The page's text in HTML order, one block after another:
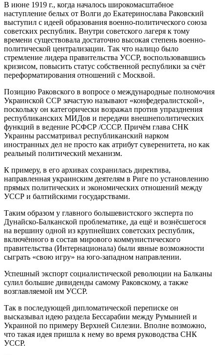
В июне 1919 г., когда началось широкомасштабное
наступление белых от Волги до Екатеринослава Раковский
выступил с идеей образования военно-политического союза
советских республик. Внутри советского лагеря к тому
времени существовала достаточно высокая степень военно-
политической централизации. Так что налицо было
стремление лидера правительства УССР, воспользовавшись
кризисом, повысить статус собственной республики за счёт
переформатирования отношений с Москвой.
Позицию Раковского в вопросе о международные полномочия
Украинской ССР зачастую называют «конфедералистской»,
поскольку он категорически возражал против упразднения
республиканских МИДов и передачи внешнеполитических
функций в ведение РСФСР /СССР. Причём глава СНК
Украины рассматривал республиканский нарком
иностранных дел не просто как атрибут суверенитета, но как
реальный политический механизм.
К примеру, в его архивах сохранилась директива,
направленная украинским деятелям в Риге по установлению
прямых политических и экономических отношений между
УССР и балтийскими государствами.
Таким образом у главного большевистского эксперта по
Дунайско-Балканской проблематике, да ещё и вознёсшегося
на вершину одной из крупнейших советских республик,
включённого в состав мирового коммунистического
правительства (Интернационала) были явные возможности
сыграть «свою игру» на юго-западном направлении.
Успешный экспорт социалистической революции на Балканы
сулил большие дивиденды самому Раковскому, а также
возглавляемой им УССР.
Так в последующей дипломатической переписке он
высказывал идею раздела Бессарабии между Румынией и
Украиной по примеру Верхней Силезии. Вполне возможно,
что такая идея пришла к нему во время руководства СНК
УССР.